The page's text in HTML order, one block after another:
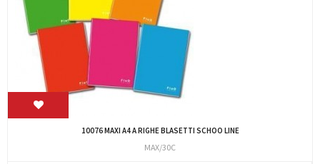
10076 MAXI A4 A RIGHE BLASETTI SCHOO LINE
MAX/30C